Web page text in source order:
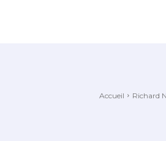
Accueil Richard